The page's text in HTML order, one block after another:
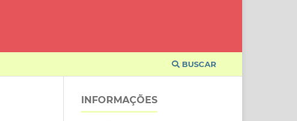
BUSCAR
INFORMAÇÕES